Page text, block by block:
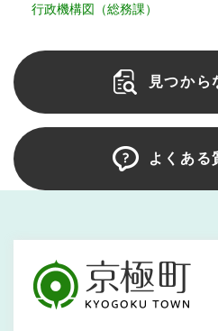
行政機構図（総務課）
見つから
よくある